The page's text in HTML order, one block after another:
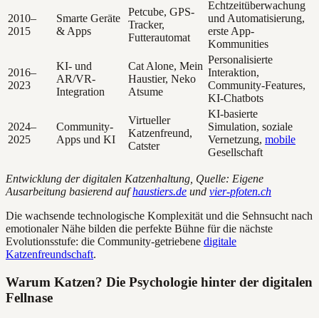
2010–
2015
Smarte Geräte
& Apps
Petcube, GPS-
Tracker,
Futterautomat
Echtzeitüberwachung
und Automatisierung,
erste App-
Kommunities
2016–
2023
KI- und
AR/VR-
Integration
Cat Alone, Mein
Haustier, Neko
Atsume
Personalisierte
Interaktion,
Community-Features,
KI-Chatbots
2024–
2025
Community-
Apps und KI
Virtueller
Katzenfreund,
Catster
KI-basierte
Simulation, soziale
Vernetzung, mobile
Gesellschaft
Entwicklung der digitalen Katzenhaltung, Quelle: Eigene
Ausarbeitung basierend aufhaustiers.de und vier-pfoten.ch
Die wachsende technologische Komplexität und die Sehnsucht nach
emotionaler Nähe bilden die perfekte Bühne für die nächste
Evolutionsstufe: die Community-getriebene digitale
Katzenfreundschaft.
Warum Katzen? Die Psychologie hinter der digitalen
Fellnase